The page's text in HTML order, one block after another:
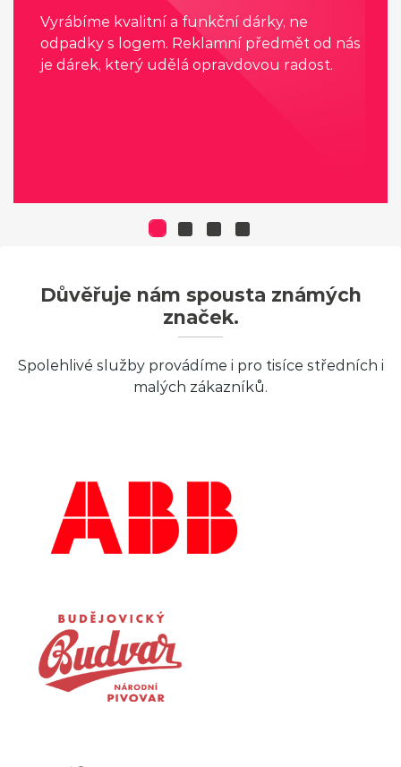
Vyrábíme kvalitní a funkční dárky, ne
odpadky s logem. Reklamní předmět od nás
je dárek, který udělá opravdovou radost.
Důvěřuje nám spousta známých
značek.
Spolehlivé služby provádíme i pro tisíce středních i
malých zákazníků.